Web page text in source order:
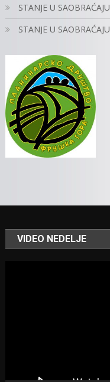
STANJE U SAOBRAĆAJU
STANJE U SAOBRAĆAJU
VIDEO NEDELJE